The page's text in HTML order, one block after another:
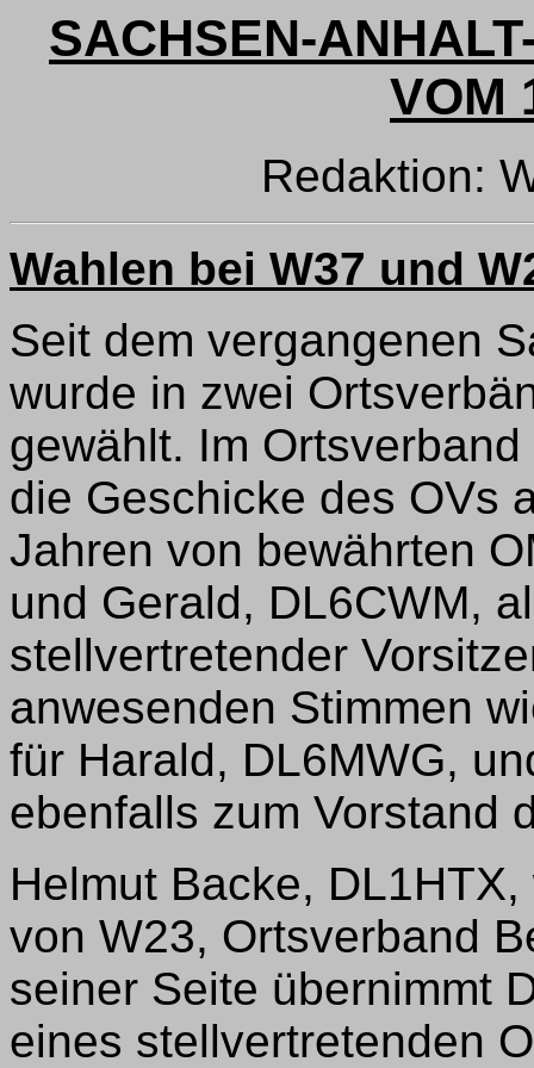
SACHSEN-
VOM
Redaktion:
Wahlen bei W37 und
Seit dem vergangenen
wurde in zwei
gewählt. Im
die Geschicke des OVs
Jahren von bewährten
und Gerald, DL6CWM,
stellvertretender
anwesenden Stimmen
für Harald, DL6MWG,
ebenfalls zum Vorstand
Helmut Backe,
von W23, Ortsverband
seiner Seite übernimmt
eines stellvertretenden